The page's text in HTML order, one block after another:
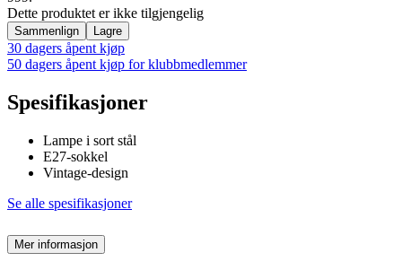
Dette produktet er ikke tilgjengelig
Sammenlign Lagre
30 dagers åpent kjøp
50 dagers åpent kjøp for klubbmedlemmer
Spesifikasjoner
Lampe i sort stål
E27-sokkel
Vintage-design
Se alle spesifikasjoner
Mer informasjon